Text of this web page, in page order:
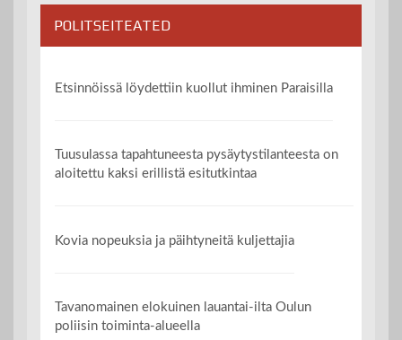
POLITSEITEATED
Etsinnöissä löydettiin kuollut ihminen Paraisilla
Tuusulassa tapahtuneesta pysäytystilanteesta on
aloitettu kaksi erillistä esitutkintaa
Kovia nopeuksia ja päihtyneitä kuljettajia
Tavanomainen elokuinen lauantai-ilta Oulun
poliisin toiminta-alueella